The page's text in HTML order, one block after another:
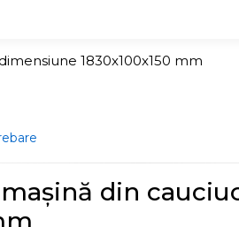
1830x100x150 mm
din